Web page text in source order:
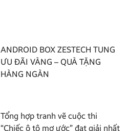
ANDROID BOX ZESTECH TUNG
ƯU ĐÃI VÀNG – QUÀ TẶNG
HÀNG NGÀN
Tổng hợp tranh vẽ cuộc thi
“Chiếc ô tô mơ ước” đạt giải nhất